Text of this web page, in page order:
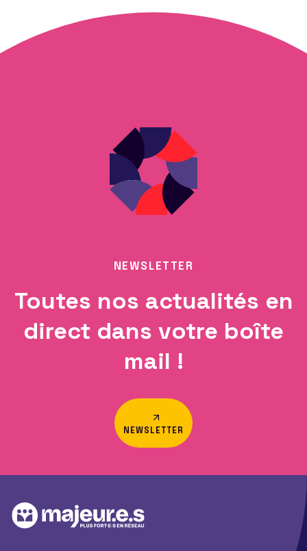
NEWSLETTER
Toutes nos actualités en
direct dans votre boîte
mail !
NEWSLETTER